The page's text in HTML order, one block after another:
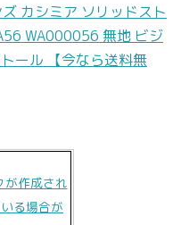
カシミア ソリッドスト
WA000056 無地 ビジ
ール 【今なら送料無